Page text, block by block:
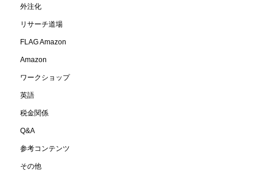
外注化
リサーチ道場
FLAG Amazon
Amazon
ワークショップ
英語
税金関係
Q&A
参考コンテンツ
その他